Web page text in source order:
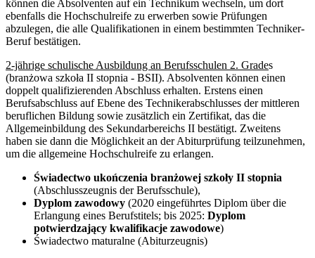
können die Absolventen auf ein Technikum wechseln, um dort
ebenfalls die Hochschulreife zu erwerben sowie Prüfungen
abzulegen, die alle Qualifikationen in einem bestimmten Techniker-
Beruf bestätigen.
2-jährige schulische Ausbildung an Berufsschulen 2. Grades
(branżowa szkoła II stopnia - BSII). Absolventen können einen
doppelt qualifizierenden Abschluss erhalten. Erstens einen
Berufsabschluss auf Ebene des Technikerabschlusses der mittleren
beruflichen Bildung sowie zusätzlich ein Zertifikat, das die
Allgemeinbildung des Sekundarbereichs II bestätigt. Zweitens
haben sie dann die Möglichkeit an der Abiturprüfung teilzunehmen,
um die allgemeine Hochschulreife zu erlangen.
Świadectwo ukończenia branżowej szkoły II stopnia
(Abschlusszeugnis der Berufsschule),
Dyplom zawodowy (2020 eingeführtes Diplom über die
Erlangung eines Berufstitels; bis 2025: Dyplom
potwierdzający kwalifikacje zawodowe)
Świadectwo maturalne (Abiturzeugnis)